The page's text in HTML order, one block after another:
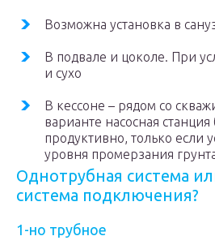
Возможна установка в
В подвале и цоколе. При
и сухо
В кессоне – рядом со
варианте насосная станция
продуктивно, только если
уровня промерзания
Однотрубная система
система подключения?
1-но трубное